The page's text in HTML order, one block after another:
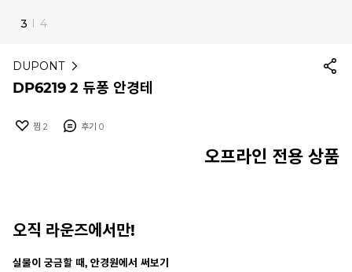
3 I 4
DUPONT
DP6219 2 듀퐁 안경테
찜 2 후기 0
오프라인 전용 상품
오직 라운즈에서만!
실물이 궁금할 때, 안경원에서 써보기